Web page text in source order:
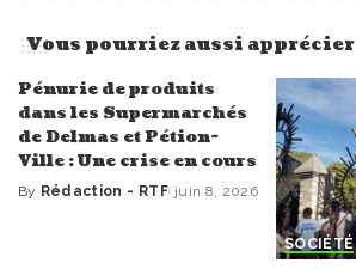
Vous pourriez aussi apprécier
Pénurie de produits
dans les Supermarchés
de Delmas et Pétion-
Ville : Une crise en cours
Posted
By Rédaction - RTF juin 8, 2026
SOCIÉTÉ